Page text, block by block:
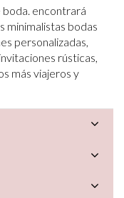
boda. encontrará
minimalistas bodas
personalizadas,
rústicas,
más viajeros y